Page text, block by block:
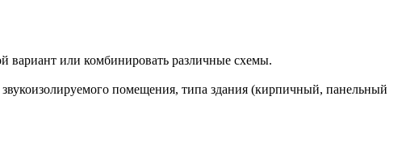
вариант или комбинировать различные схемы.
помещения, типа здания (кирпичный, панельный